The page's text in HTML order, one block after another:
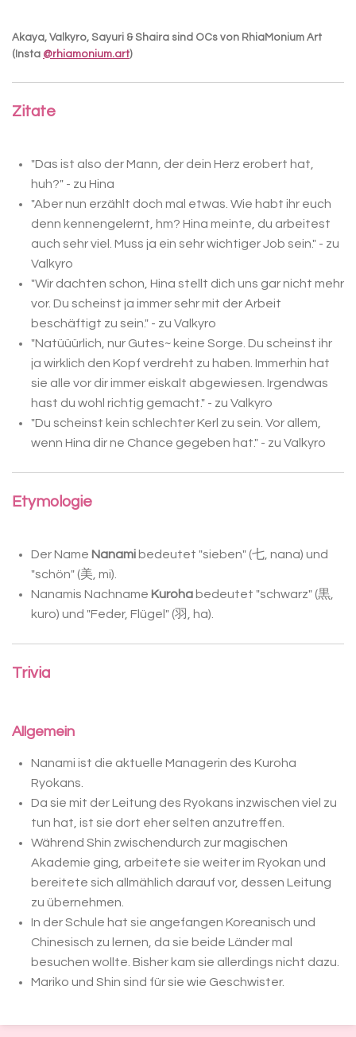
Akaya, Valkyro, Sayuri & Shaira sind OCs von RhiaMonium Art
(Insta @rhiamonium.art)
Zitate
"Das ist also der Mann, der dein Herz erobert hat,
huh?" - zu Hina
"Aber nun erzählt doch mal etwas. Wie habt ihr euch
denn kennengelernt, hm? Hina meinte, du arbeitest
auch sehr viel. Muss ja ein sehrwichtiger Job sein." - zu
Valkyro
"Wir dachten schon, Hina stellt dich uns gar nicht mehr
vor. Du scheinst ja immer sehr mit der Arbeit
beschäftigt zu sein." - zu Valkyro
"Natüüürlich, nur Gutes~ keine Sorge. Du scheinst ihr
ja wirklich den Kopf verdreht zu haben. Immerhin hat
sie alle vor dir immer eiskalt abgewiesen. Irgendwas
hast du wohl richtig gemacht." - zu Valkyro
"Du scheinst kein schlechter Kerl zu sein. Vor allem,
wenn Hina dir ne Chance gegeben hat." - zu Valkyro
Etymologie
Der Name Nanami bedeutet "sieben" (七, nana) und
"schön" (美, mi).
Nanamis Nachname Kuroha bedeutet "schwarz" (黒,
kuro) und "Feder, Flügel"(羽, ha).
Trivia
Allgemein
Nanami ist die aktuelle Managerin des Kuroha
Ryokans.
Da sie mit der Leitung des Ryokans inzwischen viel zu
tun hat, ist sie dort eher selten anzutreffen.
Während Shin zwischendurch zur magischen
Akademie ging, arbeitete sie weiter im Ryokan und
bereitete sich allmählich darauf vor, dessen Leitung
zu übernehmen.
In der Schule hat sie angefangen Koreanisch und
Chinesisch zu lernen, da sie beide Länder mal
besuchen wollte. Bisher kam sie allerdings nicht dazu.
Mariko und Shin sind für sie wie Geschwister.